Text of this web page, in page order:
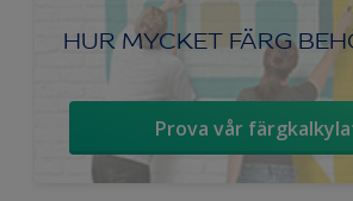
HUR MYCKET FÄRG
Prova vår